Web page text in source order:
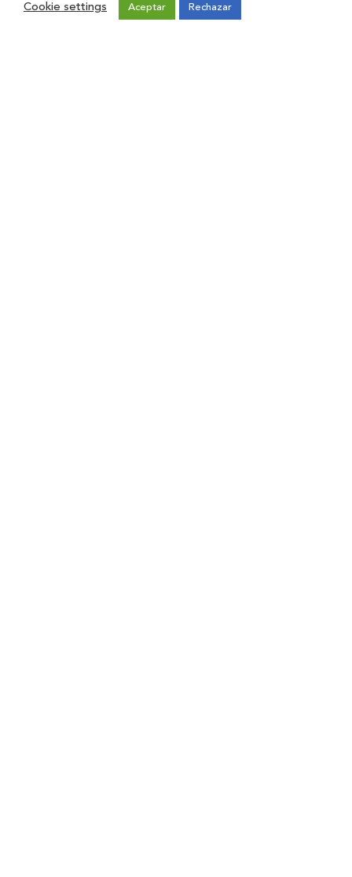
Cookie settings Aceptar Rechazar